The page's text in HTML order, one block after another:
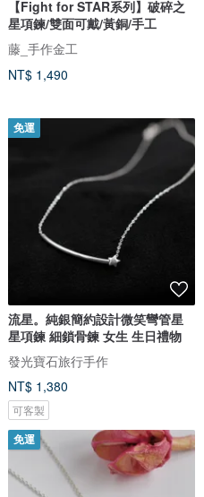
【Fight for STAR系列】破碎之
星項鍊/雙面可戴/黃銅/手工
藤_手作金工
NT$ 1,490
免運
流星。純銀簡約設計微笑彎管星
星項鍊 細鎖骨鍊 女生 生日禮物
發光寶石旅行手作
NT$ 1,380
可客製
免運